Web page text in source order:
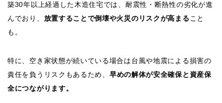
築30年以上経過した木造住宅では、耐震性・断熱性の劣化が進
んでおり、 放置することで倒壊や火災のリスクが高まる こと
も。
特に、空き家状態が続いている場合は台風や地震による損害の
責任を負うリスクもあるため、 早めの解体が安全確保と資産保
全につながります。